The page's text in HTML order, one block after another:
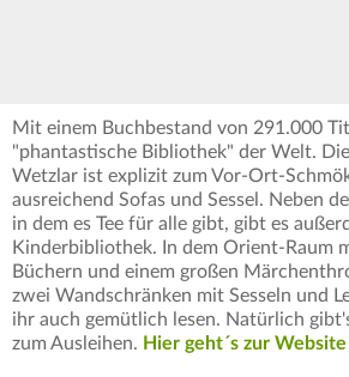
Mit einem Buchbestand von 291.000
"phantastische Bibliothek" der Welt.
Wetzlar ist explizit zum Vor-Ort-
ausreichend Sofas und Sessel. Neben
in dem es Tee für alle gibt, gibt es
Kinderbibliothek. In dem Orient-Raum
Büchern und einem großen
zwei Wandschränken mit Sesseln und
ihr auch gemütlich lesen. Natürlich
zum Ausleihen. Hier geht´s zur Website